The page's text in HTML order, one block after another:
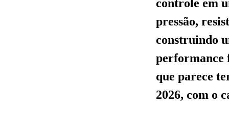
controle em
pressão,
construindo
performance
que parece
2026, com o